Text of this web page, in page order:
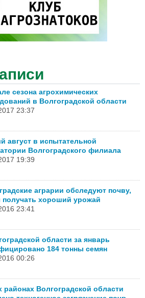
сезона агрохимических
в Волгоградской области
23:37
август в испытательной
Волгоградского филиала
19:39
аграрии обследуют почву,
получать хороший урожай
23:41
области за январь
184 тонны семян
00:26
районах Волгоградской области